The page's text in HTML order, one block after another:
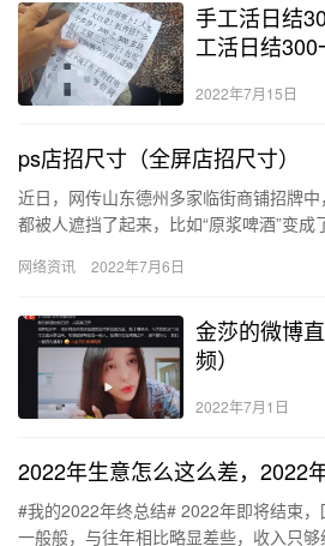
手工活日结
工活日结300
2022年7月15日
ps店招尺寸（全屏店招尺寸）
近日，网传山东德州多家临街商铺招牌中
都被人遮挡了起来，比如“原浆啤酒”变成
网络资讯 2022年7月6日
金莎的微博
频）
2022年7月1日
2022年生意怎么这么差，2022
#我的2022年终总结# 2022年即将结束
一般般，与往年相比略显差些，收入只